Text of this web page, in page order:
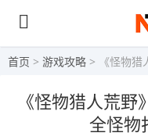
首页 > 游戏攻略 > 《怪物猎人
《怪物猎人荒
全怪物